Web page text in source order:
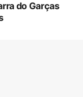
do Garças